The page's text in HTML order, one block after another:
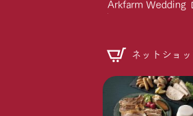
Arkfarm Wedding
ネットショ